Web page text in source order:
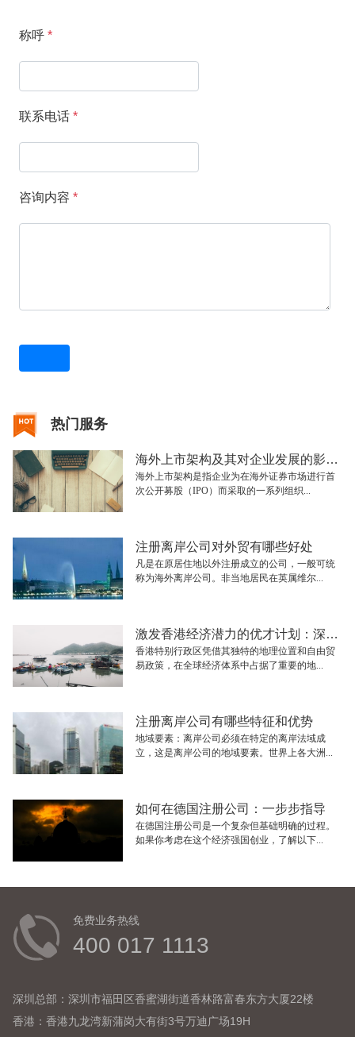
称呼 *
联系电话 *
咨询内容 *
热门服务
海外上市架构及其对企业发展的影响分析
海外上市架构是指企业为在海外证券市场进行首
次公开募股（IPO）而采取的一系列组织...
注册离岸公司对外贸有哪些好处
凡是在原居住地以外注册成立的公司，一般可统
称为海外离岸公司。非当地居民在英属维尔...
激发香港经济潜力的优才计划：深入解析与展望
香港特别行政区凭借其独特的地理位置和自由贸
易政策，在全球经济体系中占据了重要的地...
注册离岸公司有哪些特征和优势
地域要素：离岸公司必须在特定的离岸法域成
立，这是离岸公司的地域要素。世界上各大洲...
如何在德国注册公司：一步步指导
在德国注册公司是一个复杂但基础明确的过程。
如果你考虑在这个经济强国创业，了解以下...
免费业务热线
400 017 1113
深圳总部：深圳市福田区香蜜湖街道香林路富春东方大厦22楼
香港：香港九龙湾新蒲岗大有街3号万迪广场19H